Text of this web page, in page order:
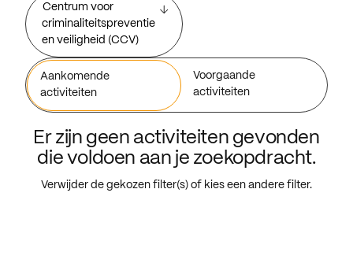
Centrum voor
criminaliteitspreventie
en veiligheid (CCV)
Aankomende
activiteiten
Voorgaande
activiteiten
Er zijn geen activiteiten gevonden
die voldoen aan je zoekopdracht.
Verwijder de gekozen filter(s) of kies een andere filter.